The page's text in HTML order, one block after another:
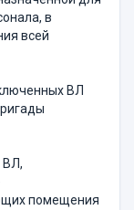
в
всей
ВЛ
ВЛ,
помещения